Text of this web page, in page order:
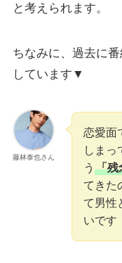
と考えられます。
ちなみに、過去に
しています▼
藤林泰也さん
恋愛面
しまっ
う「残
てきた
て男性
いです